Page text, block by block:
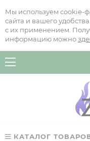
Мы используем cookie-
сайта и вашего
с их применением.
информацию можно
КАТАЛОГ